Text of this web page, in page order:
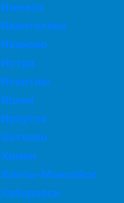
Ижевск
Ивантеевка
Иваново
Истра
Искитим
Ишим
Иркутск
Хотково
Химки
Ханты-Мансийск
Хабаровск